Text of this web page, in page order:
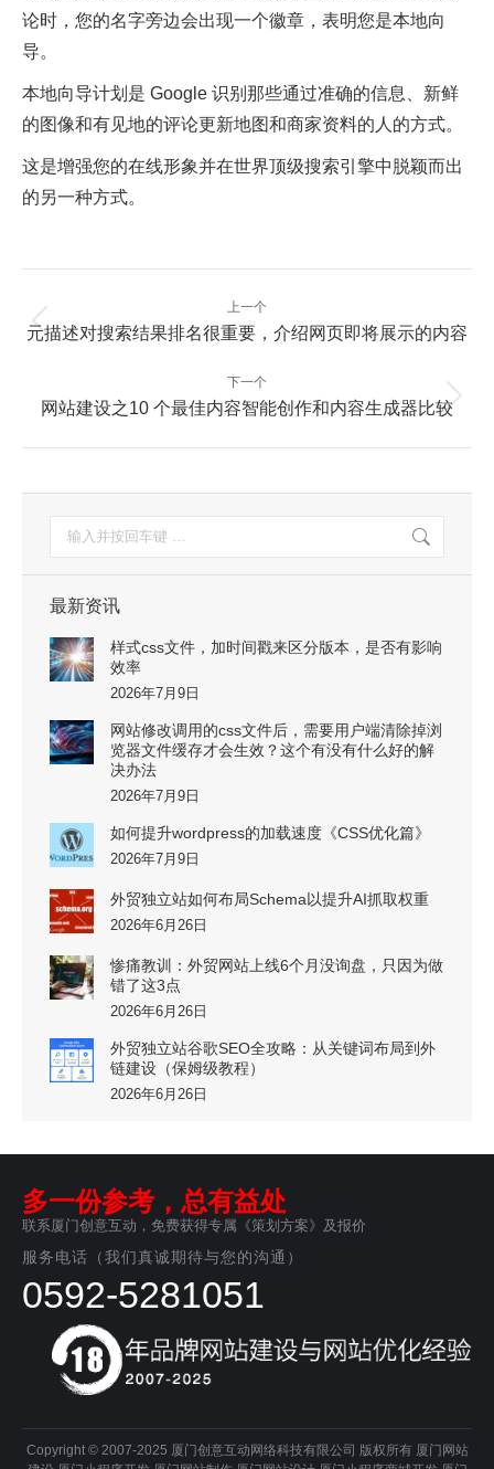
论时，您的名字旁边会出现一个徽章，表明您是本地向
导。
本地向导计划是 Google 识别那些通过准确的信息、新鲜
的图像和有见地的评论更新地图和商家资料的人的方式。
这是增强您的在线形象并在世界顶级搜索引擎中脱颖而出
的另一种方式。
文
章
上一个
上
篇：
元描述对搜索结果排名很重要，介绍网页即将展示的内容
下一个
下
篇：
网站建设之10 个最佳内容智能创作和内容生成器比较
索：
最新资讯
样式css文件，加时间戳来区分版本，是否有影响
效率
2026年7月9日
网站修改调用的css文件后，需要用户端清除掉浏
览器文件缓存才会生效？这个有没有什么好的解
决办法
2026年7月9日
如何提升wordpress的加载速度《CSS优化篇》
2026年7月9日
外贸独立站如何布局Schema以提升AI抓取权重
2026年6月26日
惨痛教训：外贸网站上线6个月没询盘，只因为做
错了这3点
2026年6月26日
外贸独立站谷歌SEO全攻略：从关键词布局到外
链建设（保姆级教程）
2026年6月26日
多一份参考，总有益处
联系厦门创意互动，免费获得专属《策划方案》及报价
服务电话（我们真诚期待与您的沟通）
0592-5281051
Copyright © 2007-2025 厦门创意互动网络科技有限公司 版权所有 厦门网站